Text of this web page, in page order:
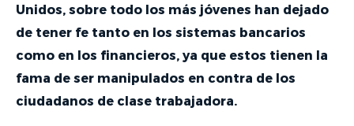
Unidos, sobre todo los más jóvenes han dejado
de tener fe tanto en los sistemas bancarios
como en los financieros, ya que estos tienen la
fama de ser manipulados en contra de los
ciudadanos de clase trabajadora.